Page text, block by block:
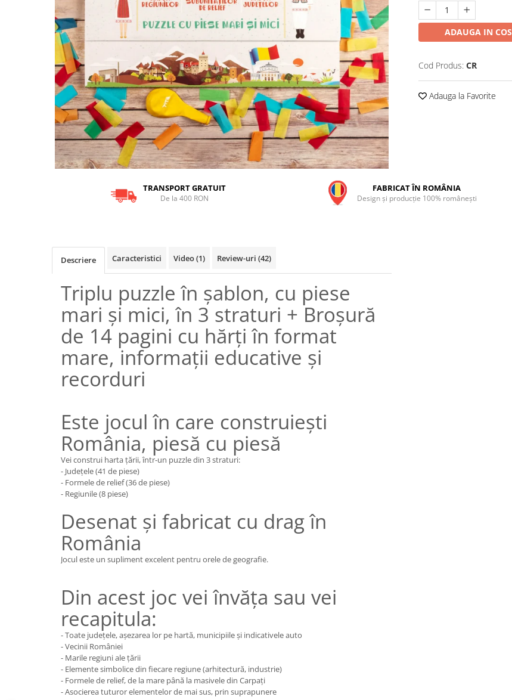
Colecția Păcălici
TOATE JOCURILE
ADAUGA IN COS
Cod Produs: CR
Adauga la Favorite
TRANSPORT GRATUIT
De la 400 RON
FABRICAT ÎN ROMÂNIA
Design și producție 100% românești
Descriere Caracteristici Video(1) Review-uri (42)
Triplu puzzle în șablon, cu piese
mari și mici, în 3 straturi + Broșură
de 14 pagini cu hărți în format
mare, informații educative și
recorduri
Este jocul în care construiești
România, piesă cu piesă
Vei construi harta țării, într-un puzzle din 3 straturi:
- Județele (41 de piese)
- Formele de relief (36 de piese)
- Regiunile (8 piese)
Desenat și fabricat cu drag în
România
Jocul este un supliment excelent pentru orele de geografie.
Din acest joc vei învăța sau vei
recapitula:
- Toate județele, așezarea lor pe hartă, municipiile și indicativele auto
- Vecinii României
- Marile regiuni ale țării
- Elemente simbolice din fiecare regiune (arhitectură, industrie)
- Formele de relief, de la mare până la masivele din Carpați
- Asocierea tuturor elementelor de mai sus, prin suprapunere